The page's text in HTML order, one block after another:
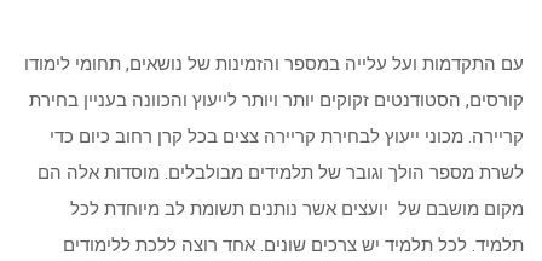
עם התקדמות ועל עלייה במספר והזמינות של נושאים, תחומי לימודו
קורסים, הסטודנטים זקוקים יותר ויותר לייעוץ והכוונה בעניין בחירת
קריירה. מכוני ייעוץ לבחירת קריירה צצים בכל קרן רחוב כיום כדי
לשרת מספר הולך וגובר של תלמידים מבולבלים. מוסדות אלה הם
מקום מושבם של יועצים אשר נותנים תשומת לב מיוחדת לכל
תלמיד. לכל תלמיד יש צרכים שונים. אחד רוצה ללכת ללימודים